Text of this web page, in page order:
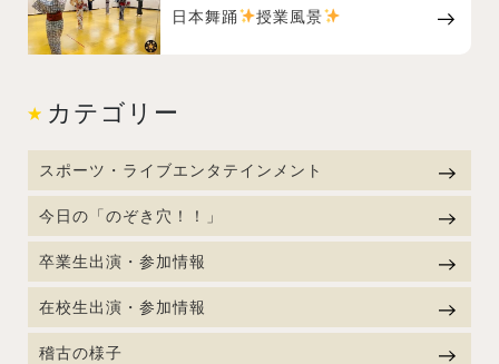
日本舞踊 授業風景
カテゴリー
スポーツ・ライブエンタテインメント
今日の「のぞき穴！！」
卒業生出演・参加情報
在校生出演・参加情報
稽古の様子